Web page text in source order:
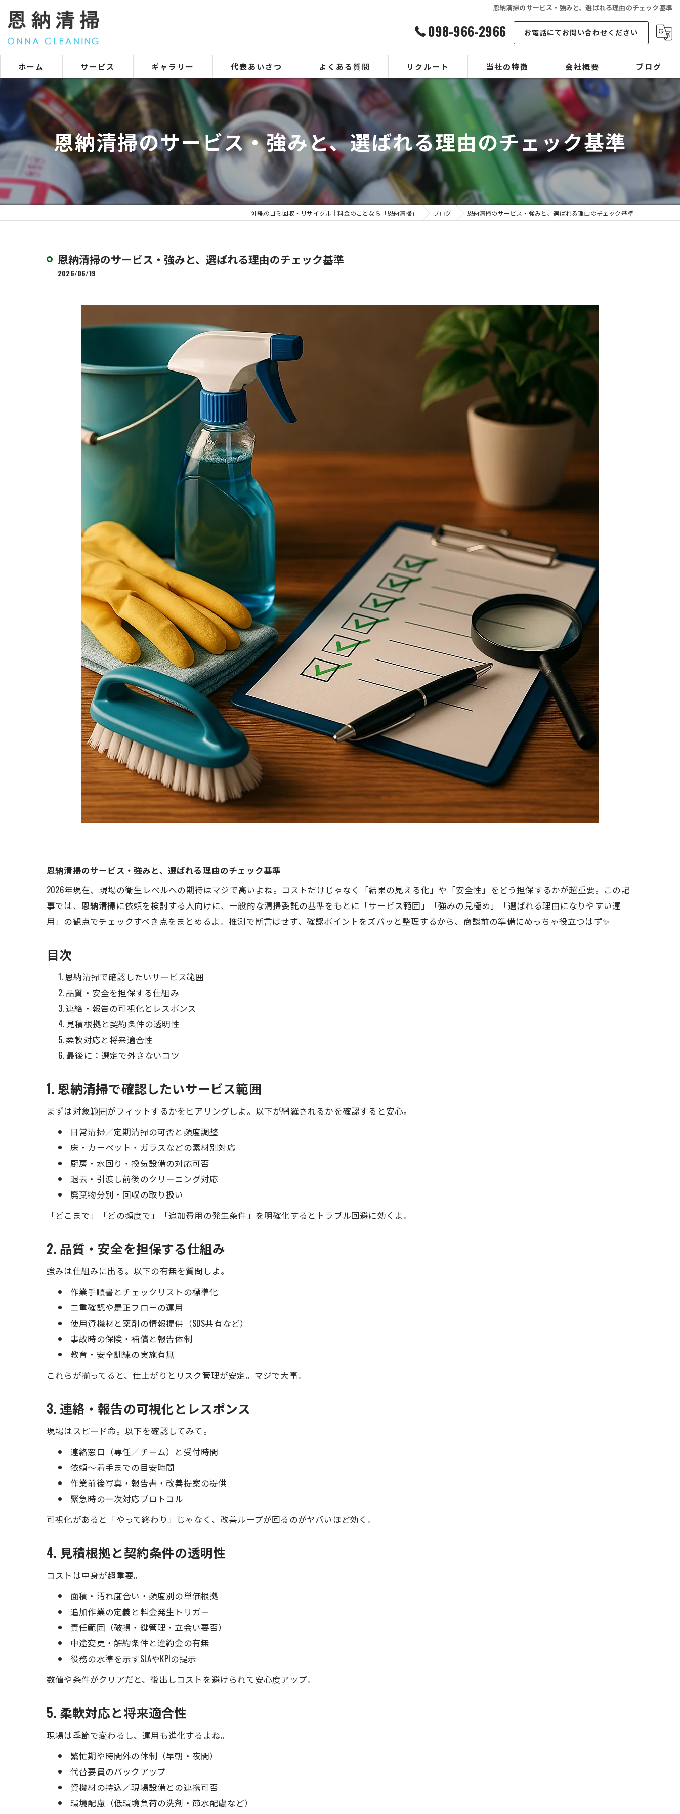
恩納清掃のサービス・強みと、選ばれる理由のチェック基準
098-966-2966 お電話にてお問い合わせください
ホーム サービス ギャラリー 代表あいさつ よくある質問 リクルート 当社の特徴
可燃ゴミ
不燃ゴミ
空き缶
宿泊施設
会社概要 ブログ
コラム
恩納清掃のサービス・強みと、選ばれる理由のチェック基準
沖縄のゴミ回収・リサイクル｜料金のことなら「恩納清掃」 ブログ 恩納清掃のサービス・強みと、選ばれる理由のチェック基準
恩納清掃のサービス・強みと、選ばれる理由のチェック基準
2026/06/19
恩納清掃のサービス・強みと、選ばれる理由のチェック基準
2026年現在、現場の衛生レベルへの期待はマジで高いよね。コストだけじゃなく「結果の見える化」や「安全性」をどう担保するかが超重要。この記
事では、 恩納清掃に依頼を検討する人向けに、一般的な清掃委託の基準をもとに「サービス範囲」「強みの見極め」「選ばれる理由になりやすい運
用」の観点でチェックすべき点をまとめるよ。推測で断言はせず、確認ポイントをズバッと整理するから、商談前の準備にめっちゃ役立つはず✨
目次
恩納清掃で確認したいサービス範囲
品質・安全を担保する仕組み
連絡・報告の可視化とレスポンス
見積根拠と契約条件の透明性
柔軟対応と将来適合性
最後に：選定で外さないコツ
1. 恩納清掃で確認したいサービス範囲
まずは対象範囲がフィットするかをヒアリングしよ。以下が網羅されるかを確認すると安心。
日常清掃／定期清掃の可否と頻度調整
床・カーペット・ガラスなどの素材別対応
厨房・水回り・換気設備の対応可否
退去・引渡し前後のクリーニング対応
廃棄物分別・回収の取り扱い
「どこまで」「どの頻度で」「追加費用の発生条件」を明確化するとトラブル回避に効くよ。
2. 品質・安全を担保する仕組み
強みは仕組みに出る。以下の有無を質問しよ。
作業手順書とチェックリストの標準化
二重確認や是正フローの運用
使用資機材と薬剤の情報提供（SDS共有など）
事故時の保険・補償と報告体制
教育・安全訓練の実施有無
これらが揃ってると、仕上がりとリスク管理が安定。マジで大事。
3. 連絡・報告の可視化とレスポンス
現場はスピード命。以下を確認してみて。
連絡窓口（専任／チーム）と受付時間
依頼〜着手までの目安時間
作業前後写真・報告書・改善提案の提供
緊急時の一次対応プロトコル
可視化があると「やって終わり」じゃなく、改善ループが回るのがヤバいほど効く。
4. 見積根拠と契約条件の透明性
コストは中身が超重要。
面積・汚れ度合い・頻度別の単価根拠
追加作業の定義と料金発生トリガー
責任範囲（破損・鍵管理・立会い要否）
中途変更・解約条件と違約金の有無
役務の水準を示すSLAやKPIの提示
数値や条件がクリアだと、後出しコストを避けられて安心度アップ。
5. 柔軟対応と将来適合性
現場は季節で変わるし、運用も進化するよね。
繁忙期や時間外の体制（早朝・夜間）
代替要員のバックアップ
資機材の持込／現場設備との連携可否
環境配慮（低環境負荷の洗剤・節水配慮など）